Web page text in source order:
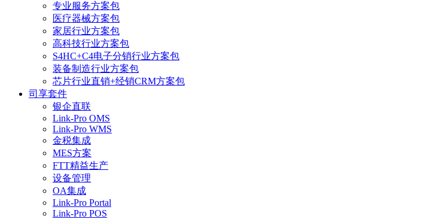
专业服务方案包
医疗器械方案包
家居行业方案包
高科技行业方案包
S4HC+C4电子分销行业方案包
装备制造行业方案包
芯片行业直销+经销CRM方案包
司享套件
银企直联
Link-Pro OMS
Link-Pro WMS
金税集成
MES方案
FTT精益生产
设备管理
OA集成
Link-Pro Portal
Link-Pro POS